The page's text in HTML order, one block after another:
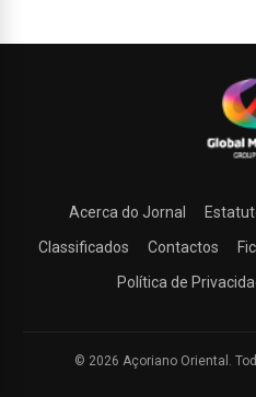
Acerca do Jornal
Classificados
Contactos
Política de
© 2026 Açoriano Oriental.